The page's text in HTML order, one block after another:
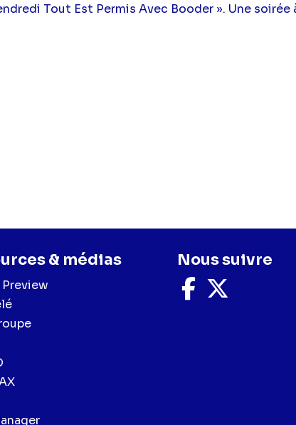
Tout Est Permis Avec Booder ». Une
& médias
Preview
Nous suivre
Nous
suivre